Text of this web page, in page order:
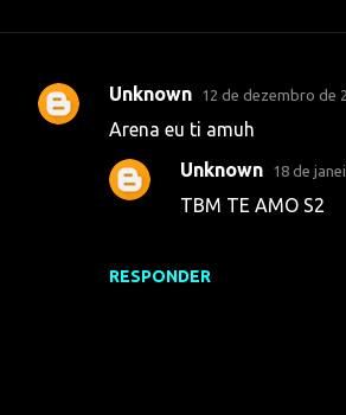
C
Unknown 12 de dezembro de
Arena eu ti amuh
RESPONDER
Unknown 18 de
TBM TE AMO S2